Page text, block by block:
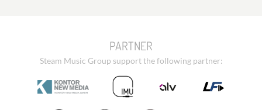
PARTNER
Steam Music Group support the following partner: